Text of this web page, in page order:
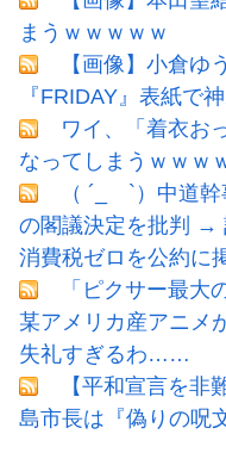
まうｗｗｗｗｗ
【画像】小倉ゆ
『FRIDAY』表紙で
ワイ、「着衣お
なってしまうｗｗｗ
（ ´_ゝ`）中道
の閣議決定を批判 →
消費税ゼロを公約に
「ピクサー最大
某アメリカ産アニメ
失礼すぎるわ……
【平和宣言を非
島市長は『偽りの呪